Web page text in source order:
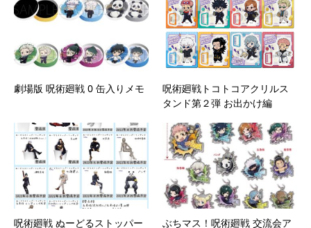
劇場版 呪術廻戦 0 缶入りメモ
呪術廻戦トコトコアクリルス
タンド第２弾 お出かけ編
呪術廻戦 ぬーどるストッパー ぶちマス！呪術廻戦 交流会ア